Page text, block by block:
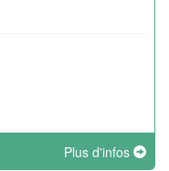
Plus d'infos